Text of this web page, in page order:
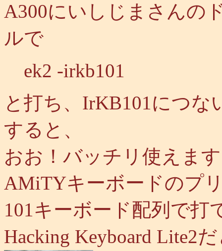
A300にいしじまさんの
ルで
ek2 -irkb101
と打ち、IrKB101につ
すると、
おお！バッチリ使えま
AMiTYキーボードのプ
101キーボード配列で打
Hacking Keyboard Lite2